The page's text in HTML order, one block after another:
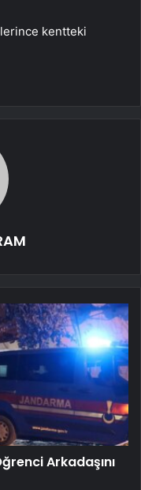
kentteki
Arkadaşını